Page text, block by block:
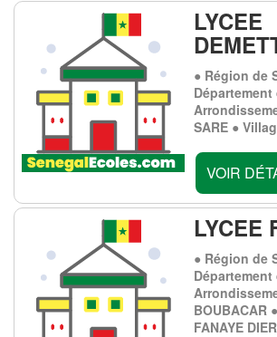
LYCEE
● Région de
Département
SARE ●
VOIR
LYCEE
● Région de
Département
BOUBACAR
FANAYE